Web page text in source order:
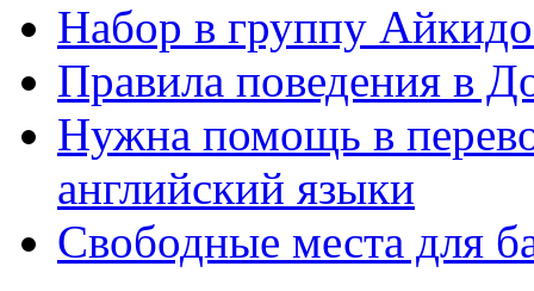
Набор в группу
Правила поведения в
Нужна помощь в
английский языки
Свободные места для